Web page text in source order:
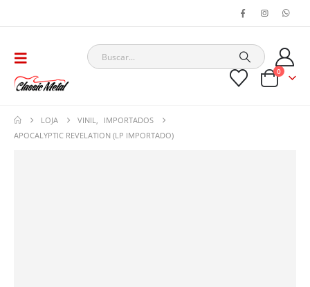
0
LOJA VINIL
IMPORTADOS
APOCALYPTIC REVELATION (LP IMPORTADO)